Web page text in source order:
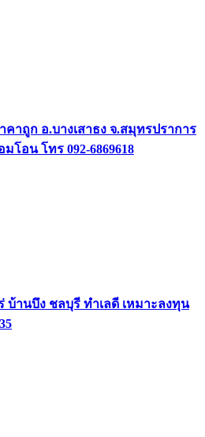
าถูก อ.บางเสาธง จ.สมุทรปราการ
โอน โทร 092-6869618
บ้านบึง ชลบุรี ทำเลดี เหมาะลงทุน